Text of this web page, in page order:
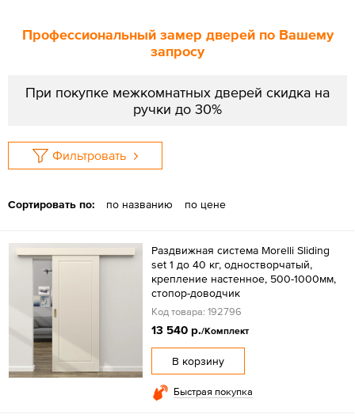
Профессиональный замер дверей по Вашему
запросу
При покупке межкомнатных дверей скидка на
ручки до 30%
Фильтровать
Сортировать по: по названию по цене
Раздвижная система Morelli Sliding
set 1 до 40 кг, одностворчатый,
крепление настенное, 500-1000мм,
стопор-доводчик
Код товара: 192796
13 540 р./Комплект
В корзину
Быстрая покупка